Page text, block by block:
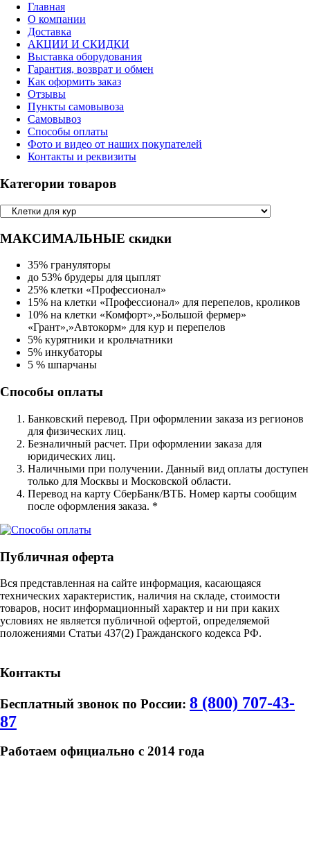
Главная
О компании
Доставка
АКЦИИ И СКИДКИ
Выставка оборудования
Гарантия, возврат и обмен
Как оформить заказ
Отзывы
Пункты самовывоза
Самовывоз
Способы оплаты
Фото и видео от наших покупателей
Контакты и реквизиты
Категории товаров
МАКСИМАЛЬНЫЕ скидки
35% грануляторы
до 53% брудеры для цыплят
25% клетки «Профессионал»
15% на клетки «Профессионал» для перепелов, кроликов
10% на клетки «Комфорт»,»Большой фермер»
«Грант»,»Автокорм» для кур и перепелов
5% курятники и крольчатники
5% инкубаторы
5 % шпарчаны
Способы оплаты
Банковский перевод. При оформлении заказа из регионов
для физических лиц.
Безналичный расчет. При оформлении заказа для
юридических лиц.
Наличными при получении. Данный вид оплаты доступен
только для Москвы и Московской области.
Перевод на карту СберБанк/ВТБ. Номер карты сообщим
после оформления заказа. *
Публичная оферта
Вся представленная на сайте информация, касающаяся
технических характеристик, наличия на складе, стоимости
товаров, носит информационный характер и ни при каких
условиях не является публичной офертой, определяемой
положениями Статьи 437(2) Гражданского кодекса РФ.
Контакты
Бесплатный звонок по России: 8 (800) 707-43-
87
Работаем официально с 2014 года